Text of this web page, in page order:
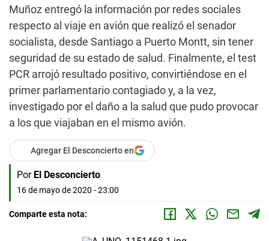
Muñoz entregó la información por redes sociales
respecto al viaje en avión que realizó el senador
socialista, desde Santiago a Puerto Montt, sin tener
seguridad de su estado de salud. Finalmente, el test
PCR arrojó resultado positivo, convirtiéndose en el
primer parlamentario contagiado y, a la vez,
investigado por el daño a la salud que pudo provocar
a los que viajaban en el mismo avión.
Agregar El Desconcierto en
Por El Desconcierto
16 de mayo de 2020 - 23:00
Comparte esta nota: